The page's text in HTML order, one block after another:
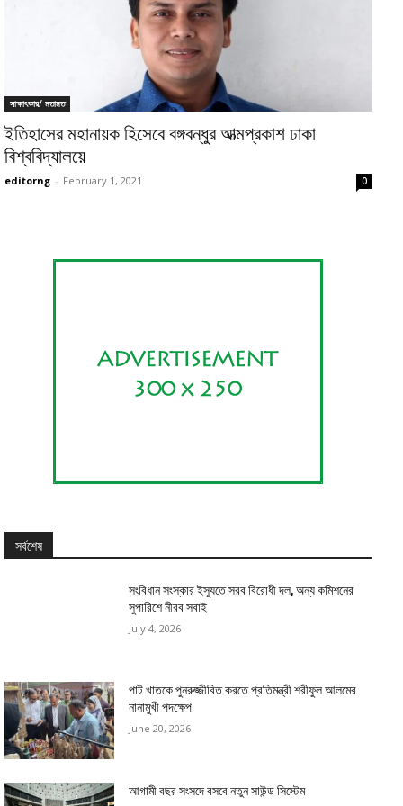
সাক্ষাৎকার/ মতামত
ইতিহাসের মহানায়ক হিসেবে বঙ্গবন্ধুর আত্মপ্রকাশ ঢাকা
বিশ্ববিদ্যালয়ে
editorng - February 1, 2021 0
সর্বশেষ
সংবিধান সংস্কার ইস্যুতে সরব বিরোধী দল, অন্য কমিশনের
সুপারিশে নীরব সবাই
July 4, 2026
পাট খাতকে পুনরুজ্জীবিত করতে প্রতিমন্ত্রী শরীফুল আলমের
নানামুখী পদক্ষেপ
June 20, 2026
আগামী বছর সংসদে বসবে নতুন সাউন্ড সিস্টেম